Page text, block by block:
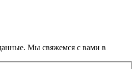
Мы свяжемся с вами в